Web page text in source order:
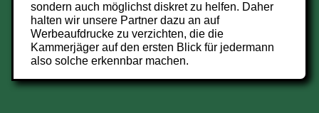
sondern auch möglichst diskret zu helfen. Daher
halten wir unsere Partner dazu an auf
Werbeaufdrucke zu verzichten, die die
Kammerjäger auf den ersten Blick für jedermann
also solche erkennbar machen.